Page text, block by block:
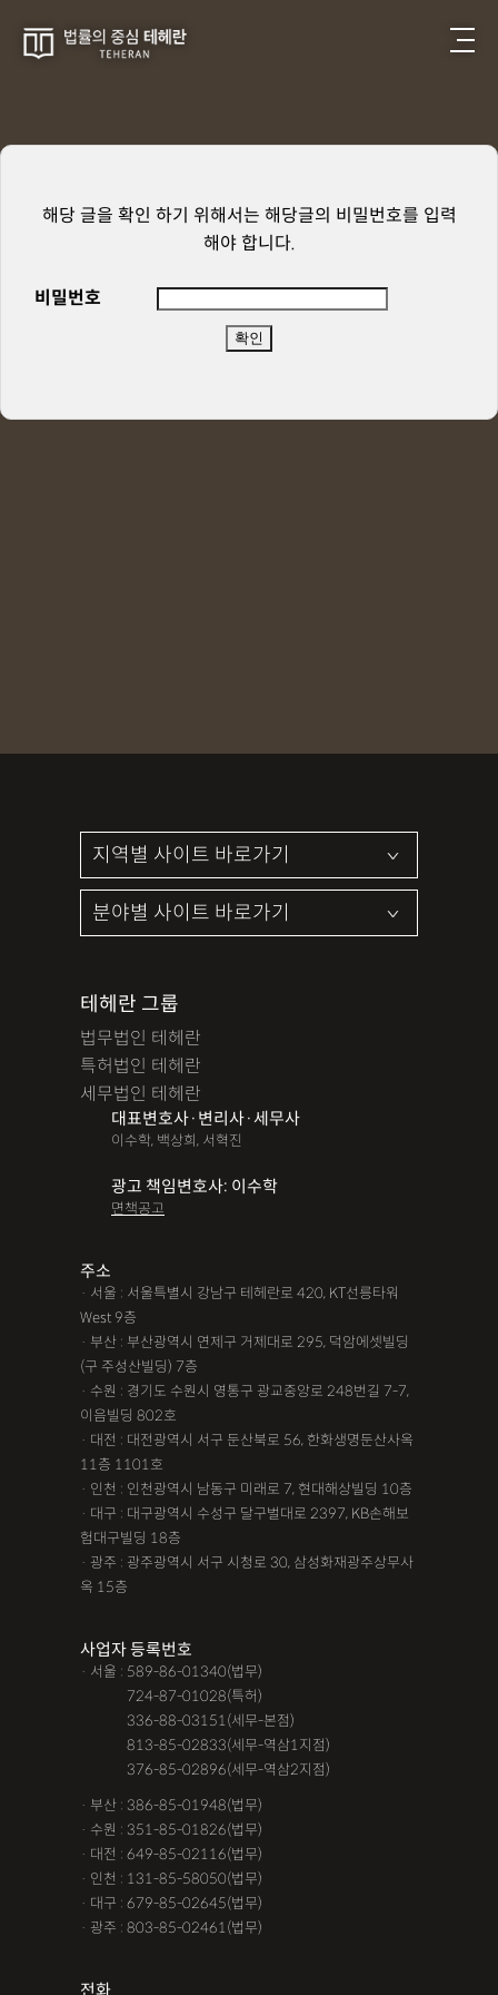
해당 글을 확인 하기 위해서는 해당글의 비밀번호를 입력
해야 합니다.
비밀번호
테헤란 그룹
법무법인 테헤란
특허법인 테헤란
세무법인 테헤란
대표변호사·변리사·세무사
이수학, 백상희, 서혁진
광고 책임변호사: 이수학
면책공고
주소
· 서울 : 서울특별시 강남구 테헤란로 420, KT선릉타워
West 9층
· 부산 : 부산광역시 연제구 거제대로 295, 덕암에셋빌딩
(구 주성산빌딩) 7층
· 수원 : 경기도 수원시 영통구 광교중앙로 248번길 7-7,
이음빌딩 802호
· 대전 : 대전광역시 서구 둔산북로 56, 한화생명둔산사옥
11층 1101호
· 인천 : 인천광역시 남동구 미래로 7, 현대해상빌딩 10층
· 대구 : 대구광역시 수성구 달구벌대로 2397, KB손해보
험대구빌딩 18층
· 광주 : 광주광역시 서구 시청로 30, 삼성화재광주상무사
옥 15층
사업자 등록번호
· 서울 : 589-86-01340(법무)
724-87-01028(특허)
336-88-03151(세무-본점)
813-85-02833(세무-역삼1지점)
376-85-02896(세무-역삼2지점)
· 부산 : 386-85-01948(법무)
· 수원 : 351-85-01826(법무)
· 대전 : 649-85-02116(법무)
· 인천 : 131-85-58050(법무)
· 대구 : 679-85-02645(법무)
· 광주 : 803-85-02461(법무)
전화